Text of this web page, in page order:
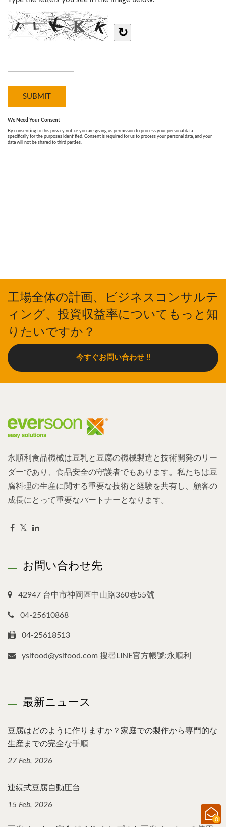
0
工場全体の計画、ビジネスコンサルテ
ィング、投資収益率についてもっと知
りたいですか？
今すぐお問い合わせ !!
永順利食品機械は豆乳と豆腐の機械製造と技術開発のリー
ダーであり、食品安全の守護者でもあります。私たちは豆
腐料理の生産に関する重要な技術と経験を共有し、顧客の
成長にとって重要なパートナーとなります。
お問い合わせ先
42947 台中市神岡區中山路360巷55號
04-25610868
04-25618513
yslfood@yslfood.com 搜尋LINE官方帳號:永順利
最新ニュース
豆腐はどのように作りますか？家庭での製作から専門的な
生産までの完全な手順
27 Feb, 2026
連続式豆腐自動圧台
15 Feb, 2026